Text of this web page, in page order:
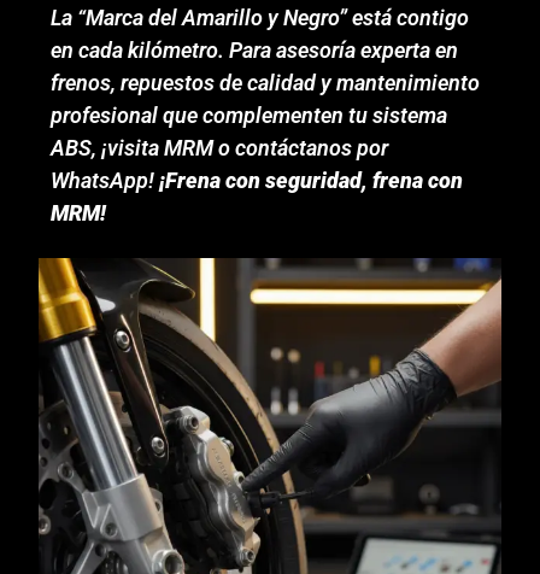
La “Marca del Amarillo y Negro” está contigo
en cada kilómetro. Para asesoría experta en
frenos, repuestos de calidad y mantenimiento
profesional que complementen tu sistema
ABS, ¡visita MRM o contáctanos por
WhatsApp!¡Frena con seguridad, frena con
MRM!